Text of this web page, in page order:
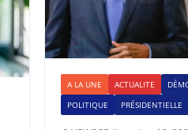
A LA UNE ACTUALITE
POLITIQUE
PRÉSIDENTIELLE